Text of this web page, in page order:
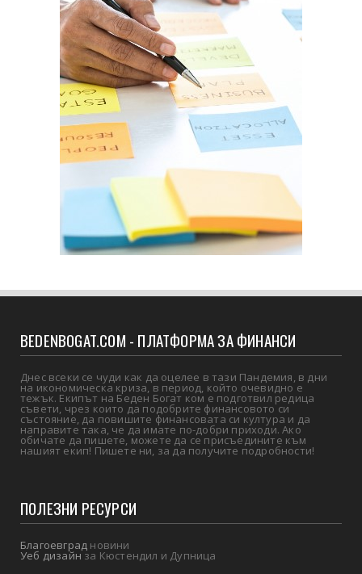
BEDENBOGAT.COM - ПЛАТФОРМА ЗА ФИНАНСИ
Днес всеки се чуди как да оцелее в тази Пандемия, в дни
на икономическа криза, в период, който очевидно е
тежък. Екипът на Беден Богат ком е подготвил редица
съвети, чрез които да подобрите финансовото си
състояние, да повишите финансовата си култура и да
направите така, че да имате по-добри приходи. Ако
обичате да пишете, можете да се присъедините към
нашият екип! Пишете ни, за да получите подробности!
ПОЛЕЗНИ РЕСУРСИ
Благоевград новини
Уеб дизайн за Кюстендил и Дупница